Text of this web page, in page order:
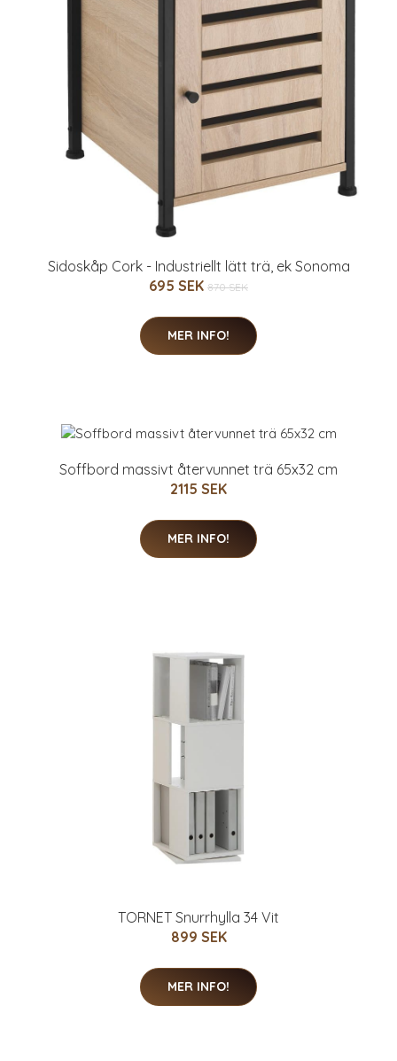
Sidoskåp Cork - Industriellt lätt trä, ek Sonoma
695 SEK 870 SEK
MER INFO!
Soffbord massivt återvunnet trä 65x32 cm
2115 SEK
MER INFO!
TORNET Snurrhylla 34 Vit
899 SEK
MER INFO!